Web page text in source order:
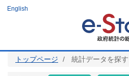
ツ
English
トップページ 統計データを探す